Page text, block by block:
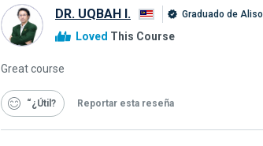
DR. UQBAH I. Graduado de
Loved This Course
Great course
“¿Útil Reportar esta reseña